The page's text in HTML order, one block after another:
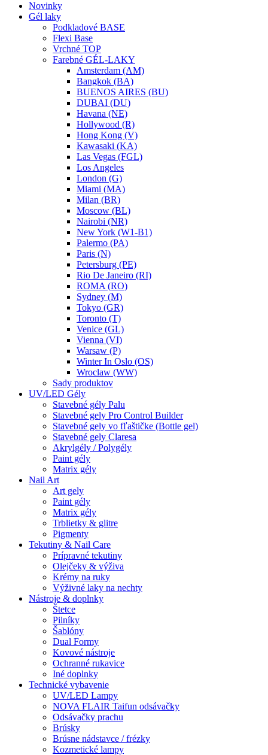
Novinky
Gél laky
Podkladové BASE
Flexi Base
Vrchné TOP
Farebné GÉL-LAKY
Amsterdam (AM)
Bangkok (BA)
BUENOS AIRES (BU)
DUBAI (DU)
Havana (NE)
Hollywood (R)
Hong Kong (V)
Kawasaki (KA)
Las Vegas (FGL)
Los Angeles
London (G)
Miami (MA)
Milan (BR)
Moscow (BL)
Nairobi (NR)
New York (W1-B1)
Palermo (PA)
Paris (N)
Petersburg (PE)
Rio De Janeiro (RI)
ROMA (RO)
Sydney (M)
Tokyo (GR)
Toronto (T)
Venice (GL)
Vienna (VI)
Warsaw (P)
Winter In Oslo (OS)
Wroclaw (WW)
Sady produktov
UV/LED Gély
Stavebné gély Palu
Stavebné gely Pro Control Builder
Stavebné gely vo fľaštičke (Bottle gel)
Stavebné gely Claresa
Akrylgély / Polygély
Paint gély
Matrix gély
Nail Art
Art gely
Paint gély
Matrix gély
Trblietky & glitre
Pigmenty
Tekutiny & Nail Care
Prípravné tekutiny
Olejčeky & výživa
Krémy na ruky
Výživné laky na nechty
Nástroje & doplnky
Štetce
Pilníky
Šablóny
Dual Formy
Kovové nástroje
Ochranné rukavice
Iné doplnky
Technické vybavenie
UV/LED Lampy
NOVA FLAIR Taifun odsávačky
Odsávačky prachu
Brúsky
Brúsne nádstavce / frézky
Kozmetické lampy